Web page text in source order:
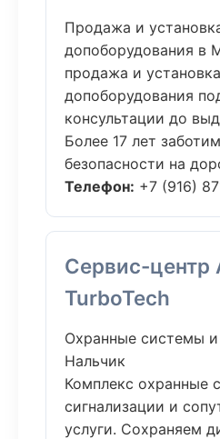
Продажа и
допоборудования в
продажа и установка
допоборудования
консультации до
Более 17 лет
безопасности на
Телефон: +7 (916)
Сервис-центр
TurboTech
Охранные системы и
Нальчик
Комплекс охранные
сигнализации и
услуги. Сохраняем